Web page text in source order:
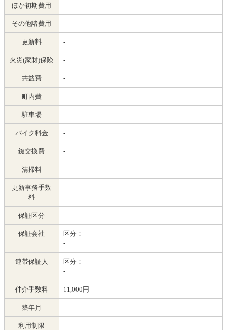
ほか初期費用 -
その他諸費用 -
更新料 -
火災(家財)保険 -
共益費 -
町内費 -
駐車場 -
バイク料金 -
鍵交換費 -
清掃料 -
更新事務手数
料
-
保証区分 -
保証会社
区分：-
-
連帯保証人
区分：-
-
仲介手数料 11,000円
築年月 -
利用制限 -